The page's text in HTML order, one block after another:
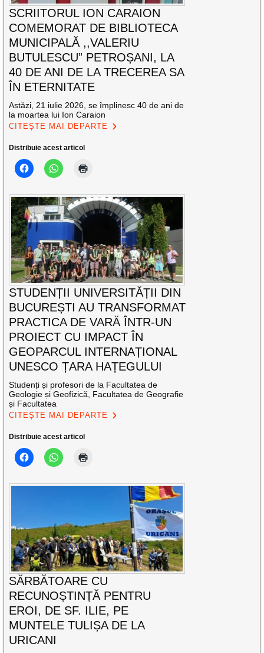
SCRIITORUL ION CARAION
COMEMORAT DE BIBLIOTECA
MUNICIPALĂ ,,VALERIU
BUTULESCU” PETROȘANI, LA
40 DE ANI DE LA TRECEREA SA
ÎN ETERNITATE
Astăzi, 21 iulie 2026, se împlinesc 40 de ani de
la moartea lui Ion Caraion
CITEȘTE MAI DEPARTE
Distribuie acest articol
STUDENȚII UNIVERSITĂȚII DIN
BUCUREȘTI AU TRANSFORMAT
PRACTICA DE VARĂ ÎNTR-UN
PROIECT CU IMPACT ÎN
GEOPARCUL INTERNAȚIONAL
UNESCO ȚARA HAȚEGULUI
Studenți și profesori de la Facultatea de
Geologie și Geofizică, Facultatea de Geografie
și Facultatea
CITEȘTE MAI DEPARTE
Distribuie acest articol
SĂRBĂTOARE CU
RECUNOȘTINȚĂ PENTRU
EROI, DE SF. ILIE, PE
MUNTELE TULIȘA DE LA
URICANI